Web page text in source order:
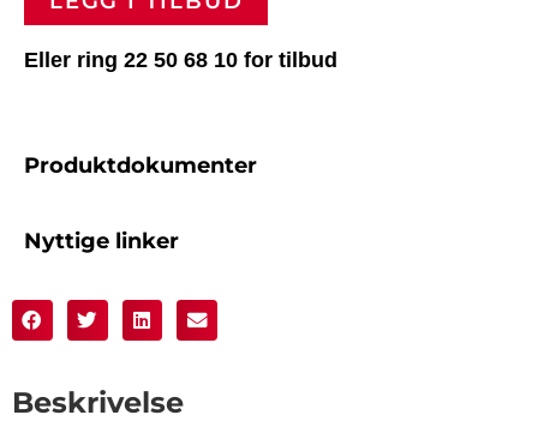
Eller ring 22 50 68 10 for tilbud
Produktdokumenter
Nyttige linker
Beskrivelse